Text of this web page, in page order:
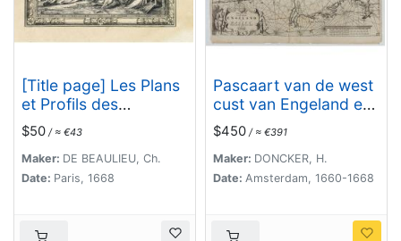
[Title page] Les Plans
et Profils des
principales Villes et
lieux considérables
Du Duché de Gueldre.
. .
$50 / ≈ €43
Maker: DE BEAULIEU, Ch.
Date: Paris, 1668
Pascaart van de west
cust van Engeland en
Wales Van S. Davids
Point tot de Moul van
Dalway.
$450 / ≈ €391
Maker: DONCKER, H.
Date: Amsterdam, 1660-1668